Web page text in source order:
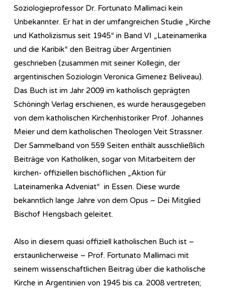
Soziologieprofessor Dr. Fortunato Mallimaci kein
Unbekannter. Er hat in der umfangreichen Studie „Kirche
und Katholizismus seit 1945“ in Band VI „Lateinamerika
und die Karibik“ den Beitrag über Argentinien
geschrieben (zusammen mit seiner Kollegin, der
argentinischen Soziologin Veronica Gimenez Beliveau).
Das Buch ist im Jahr 2009 im katholisch geprägten
Schöningh Verlag erschienen, es wurde herausgegeben
von dem katholischen Kirchenhistoriker Prof. Johannes
Meier und dem katholischen Theologen Veit Strassner.
Der Sammelband von 559 Seiten enthält ausschließlich
Beiträge von Katholiken, sogar von Mitarbeitern der
kirchen- offiziellen bischöflichen „Aktion für
Lateinamerika Adveniat“ in Essen. Diese wurde
bekanntlich lange Jahre von dem Opus – Dei Mitglied
Bischof Hengsbach geleitet.
Also in diesem quasi offiziell katholischen Buch ist –
erstaunlicherweise – Prof. Fortunato Mallimaci mit
seinem wissenschaftlichen Beitrag über die katholische
Kirche in Argentinien von 1945 bis ca. 2008 vertreten;